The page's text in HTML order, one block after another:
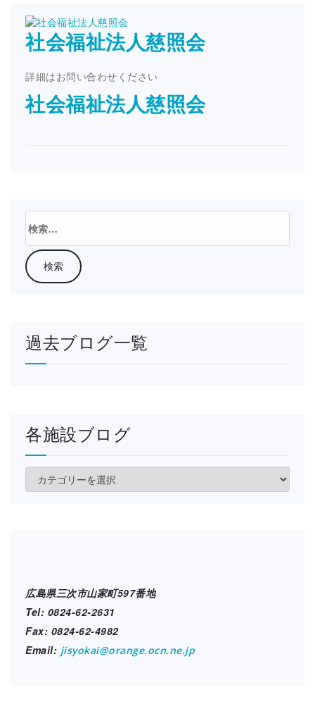
社会福祉法人慈照会
詳細はお問い合わせください
社会福祉法人慈照会
索:
過去ブログ一覧
各施設ブログ
施
広島県三次市山家町597番地
Tel: 0824-62-2631
Fax: 0824-62-4982
Email: jisyokai@orange.ocn.ne.jp